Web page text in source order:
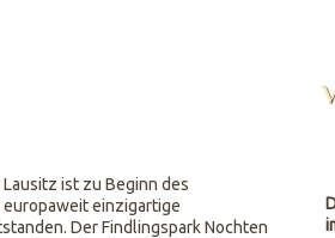
ist zu Beginn des
einzigartige
Der Findlingspark Nochten